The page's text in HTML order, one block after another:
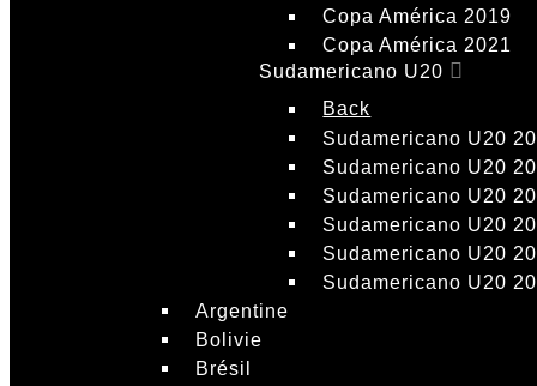
Copa América 2019
Copa América 2021
Sudamericano U20
Back
Sudamericano U20
Sudamericano U20
Sudamericano U20
Sudamericano U20
Sudamericano U20
Sudamericano U20
Argentine
Bolivie
Brésil